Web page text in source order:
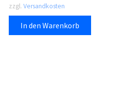
zzgl. Versandkosten
In den Warenkorb